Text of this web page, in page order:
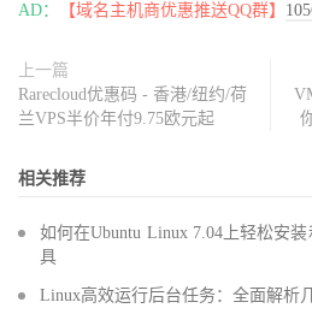
AD： 【域名主机商优惠推送QQ群】
上一篇
Rarecloud优惠码 - 香港/纽约/荷
兰VPS半价年付9.75欧元起
相关推荐
如何在Ubuntu Linux 7.04上轻松安
具
Linux高效运行后台任务：全面解析